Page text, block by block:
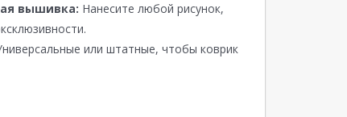
вышивка: Нанесите любой рисунок,
или штатные, чтобы коврик